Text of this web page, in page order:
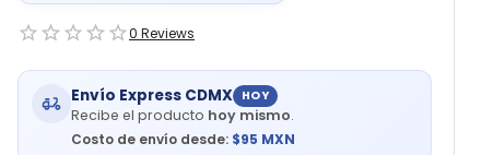
0 Reviews
Envío Express CDMX HOY
Recibe el producto hoy mismo.
Costo de envío desde:$95 MXN